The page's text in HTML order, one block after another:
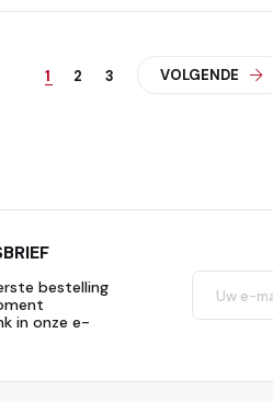
1 2 3 VOLGENDE
bestelling
in onze e-